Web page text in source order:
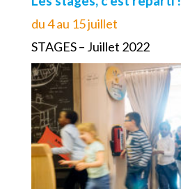
du 4 au 15 juillet
STAGES – Juillet 2022